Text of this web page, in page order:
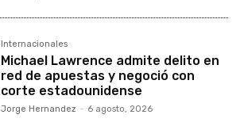
Internacionales
Michael Lawrence admite delito en
red de apuestas y negoció con
corte estadounidense
Jorge Hernandez - 6 agosto, 2026